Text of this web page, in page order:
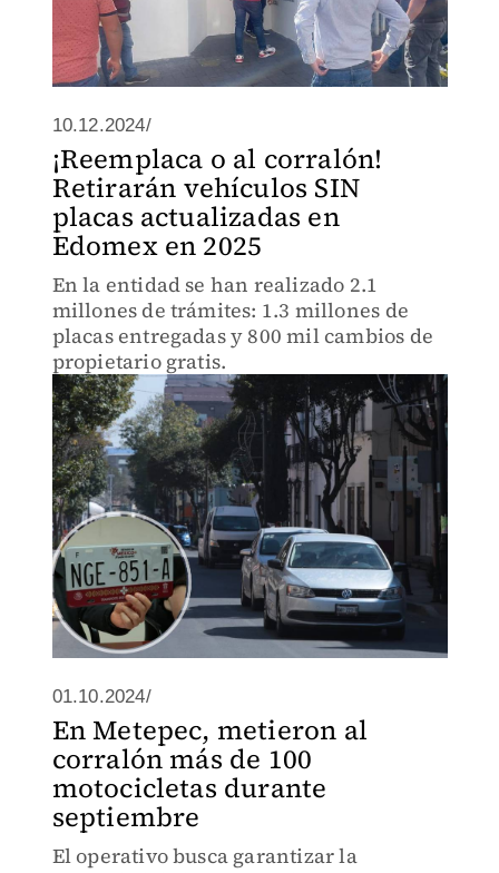
10.12.2024/
¡Reemplaca o al corralón!
Retirarán vehículos SIN
placas actualizadas en
Edomex en 2025
En la entidad se han realizado 2.1
millones de trámites: 1.3 millones de
placas entregadas y 800 mil cambios de
propietario gratis.
01.10.2024/
En Metepec, metieron al
corralón más de 100
motocicletas durante
septiembre
El operativo busca garantizar la